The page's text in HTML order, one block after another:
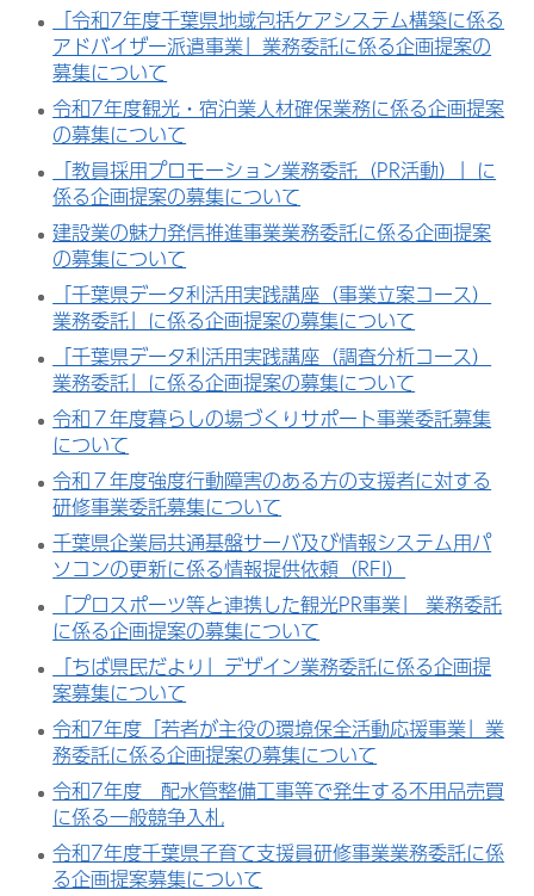
「令和7年度千葉県地域包括ケアシステム構築に係る
アドバイザー派遣事業」業務委託に係る企画提案の
募集について
令和7年度観光・宿泊業人材確保業務に係る企画提案
の募集について
「教員採用プロモーション業務委託（PR活動）」に
係る企画提案の募集について
建設業の魅力発信推進事業業務委託に係る企画提案
の募集について
「千葉県データ利活用実践講座（事業立案コース）
業務委託」に係る企画提案の募集について
「千葉県データ利活用実践講座（調査分析コース）
業務委託」に係る企画提案の募集について
令和７年度暮らしの場づくりサポート事業委託募集
について
令和７年度強度行動障害のある方の支援者に対する
研修事業委託募集について
千葉県企業局共通基盤サーバ及び情報システム用パ
ソコンの更新に係る情報提供依頼（RFI）
「プロスポーツ等と連携した観光PR事業」 業務委託
に係る企画提案の募集について
「ちば県民だより」デザイン業務委託に係る企画提
案募集について
令和7年度「若者が主役の環境保全活動応援事業」業
務委託に係る企画提案の募集について
令和7年度 配水管整備工事等で発生する不用品売買
に係る一般競争入札
令和7年度千葉県子育て支援員研修事業業務委託に係
る企画提案募集について